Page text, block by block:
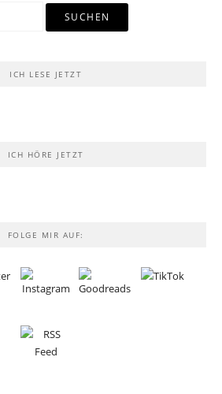
ICH LESE JETZT
ICH HÖRE JETZT
FOLGE MIR AUF: